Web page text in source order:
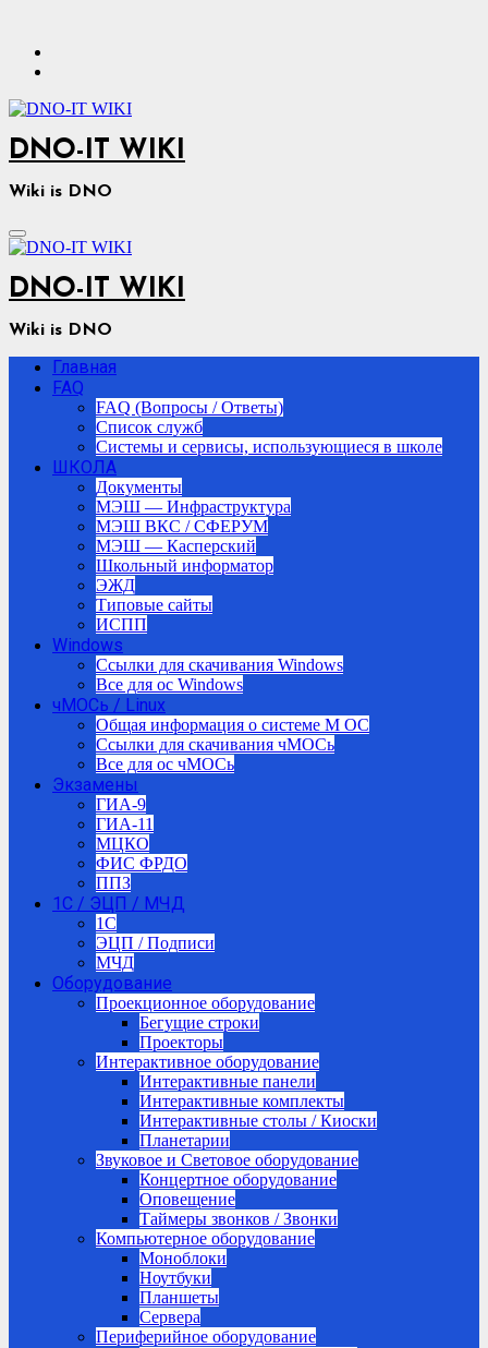
содержимому
DNO-IT WIKI
Wiki is DNO
DNO-IT WIKI
Wiki is DNO
Главная
FAQ
FAQ (Вопросы / Ответы)
Список служб
Системы и сервисы, использующиеся в школе
ШКОЛА
Документы
МЭШ — Инфраструктура
МЭШ ВКС / СФЕРУМ
МЭШ — Касперский
Школьный информатор
ЭЖД
Типовые сайты
ИСПП
Windows
Ссылки для скачивания Windows
Все для ос Windows
чМОСь / Linux
Общая информация о системе М ОС
Ссылки для скачивания чМОСь
Все для ос чМОСь
Экзамены
ГИА-9
ГИА-11
МЦКО
ФИС ФРДО
ППЗ
1С / ЭЦП / МЧД
1C
ЭЦП / Подписи
МЧД
Оборудование
Проекционное оборудование
Бегущие строки
Проекторы
Интерактивное оборудование
Интерактивные панели
Интерактивные комплекты
Интерактивные столы / Киоски
Планетарии
Звуковое и Световое оборудование
Концертное оборудование
Оповещение
Таймеры звонков / Звонки
Компьютерное оборудование
Моноблоки
Ноутбуки
Планшеты
Сервера
Периферийное оборудование